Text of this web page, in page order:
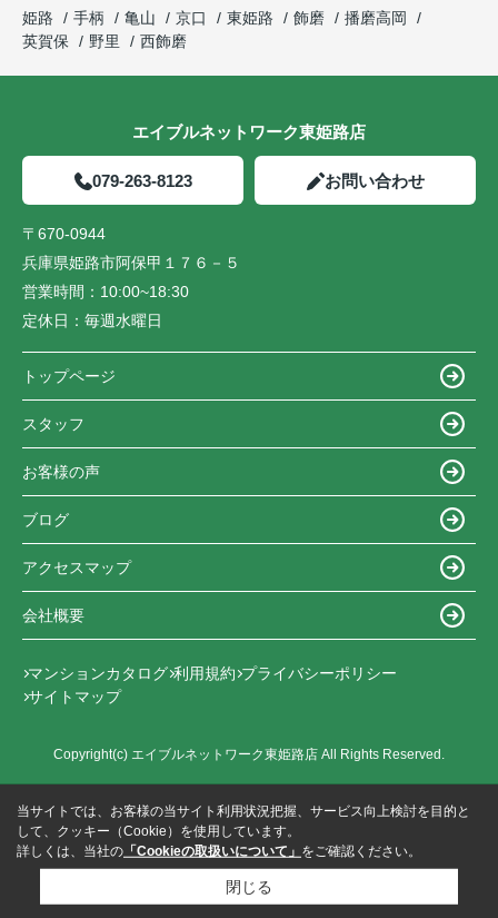
姫路
手柄 亀山 京口 東姫路 飾磨
播磨高岡
英賀保
野里 西飾磨
エイブルネットワーク東姫路店
079-263-8123 お問い合わせ
〒670-0944
兵庫県姫路市阿保甲１７６－５
営業時間： 10:00~18:30
定休日： 毎週水曜日
トップページ
スタッフ
お客様の声
ブログ
アクセスマップ
会社概要
マンションカタログ 利用規約 プライバシーポリシー
サイトマップ
Copyright(c) エイブルネットワーク東姫路店 All Rights Reserved.
当サイトでは、お客様の当サイト利用状況把握、サービス向上検討を目的と
して、クッキー（Cookie）を使用しています。
詳しくは、当社の 「Cookieの取扱いについて」 をご確認ください。
閉じる